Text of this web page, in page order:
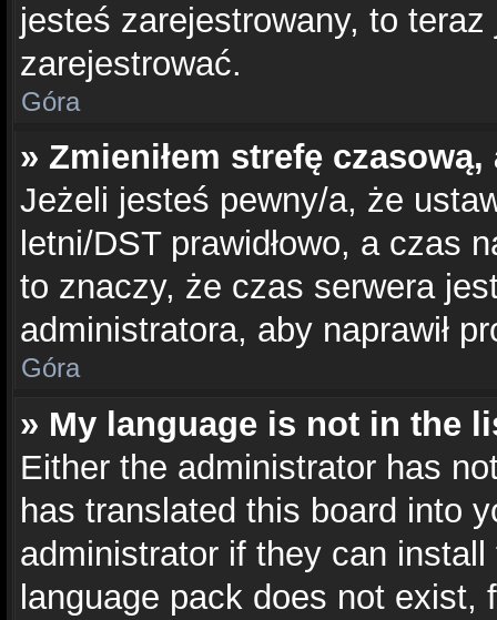
jesteś zarejestrowany, to
zarejestrować.
Góra
» Zmieniłem strefę
Jeżeli jesteś pewny/a, że
letni/DST prawidłowo, a czas
to znaczy, że czas serwera
administratora, aby naprawił
Góra
» My language is not in the
Either the administrator has
has translated this board into
administrator if they can
language pack does not